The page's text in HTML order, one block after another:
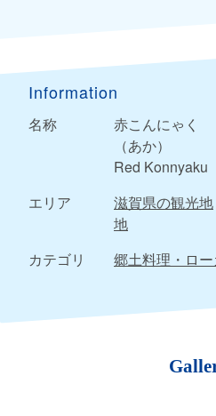
Information
名称
赤こんにゃく
（あか）
Red Konnyaku
エリア
滋賀県の観光地
地
カテゴリ
郷土料理・ロ